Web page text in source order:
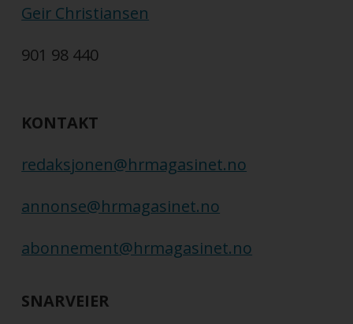
Geir Christiansen
901 98 440
KONTAKT
redaksjonen@hrmagasinet.no
annonse@hrmagasinet.no
abonnement@hrmagasinet.no
SNARVEIER